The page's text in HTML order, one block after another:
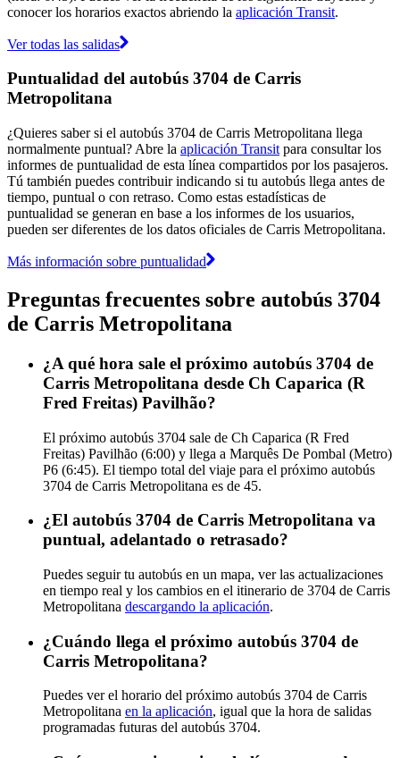
conocer los horarios exactos abriendo la aplicación Transit.
Ver todas las salidas
Puntualidad del autobús 3704 de Carris
Metropolitana
¿Quieres saber si el autobús 3704 de Carris Metropolitana llega
normalmente puntual? Abre la aplicación Transit para consultar los
informes de puntualidad de esta línea compartidos por los pasajeros.
Tú también puedes contribuir indicando si tu autobús llega antes de
tiempo, puntual o con retraso. Como estas estadísticas de
puntualidad se generan en base a los informes de los usuarios,
pueden ser diferentes de los datos oficiales de Carris Metropolitana.
Más información sobre puntualidad
Preguntas frecuentes sobre autobús 3704
de Carris Metropolitana
¿A qué hora sale el próximo autobús 3704 de
Carris Metropolitana desde Ch Caparica (R
Fred Freitas) Pavilhão?
El próximo autobús 3704 sale de Ch Caparica (R Fred
Freitas) Pavilhão (6:00) y llega a Marquês De Pombal (Metro)
P6 (6:45). El tiempo total del viaje para el próximo autobús
3704 de Carris Metropolitana es de 45.
¿El autobús 3704 de Carris Metropolitana va
puntual, adelantado o retrasado?
Puedes seguir tu autobús en un mapa, ver las actualizaciones
en tiempo real y los cambios en el itinerario de 3704 de Carris
Metropolitana descargando la aplicación.
¿Cuándo llega el próximo autobús 3704 de
Carris Metropolitana?
Puedes ver el horario del próximo autobús 3704 de Carris
Metropolitana en la aplicación, igual que la hora de salidas
programadas futuras del autobús 3704.